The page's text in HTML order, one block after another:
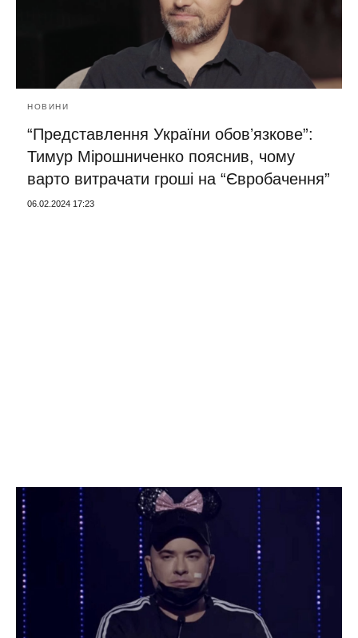
НОВИНИ
“Представлення України обовʼязкове”:
Тимур Мірошниченко пояснив, чому
варто витрачати гроші на “Євробачення”
06.02.2024 17:23